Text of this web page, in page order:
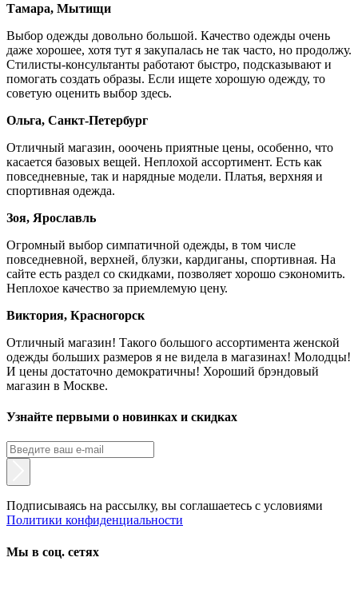
Тамара, Мытищи
Выбор одежды довольно большой. Качество одежды очень
даже хорошее, хотя тут я закупалась не так часто, но продолжу.
Стилисты-консультанты работают быстро, подсказывают и
помогать создать образы. Если ищете хорошую одежду, то
советую оценить выбор здесь.
Ольга, Санкт-Петербург
Отличный магазин, ооочень приятные цены, особенно, что
касается базовых вещей. Неплохой ассортимент. Есть как
повседневные, так и нарядные модели. Платья, верхняя и
спортивная одежда.
Зоя, Ярославль
Огромный выбор симпатичной одежды, в том числе
повседневной, верхней, блузки, кардиганы, спортивная. На
сайте есть раздел со скидками, позволяет хорошо сэкономить.
Неплохое качество за приемлемую цену.
Виктория, Красногорск
Отличный магазин! Такого большого ассортимента женской
одежды больших размеров я не видела в магазинах! Молодцы!
И цены достаточно демократичны! Хороший брэндовый
магазин в Москве.
Узнайте первыми о новинках и скидках
Подписываясь на рассылку, вы соглашаетесь с условиями
Политики конфиденциальности
Мы в соц. сетях